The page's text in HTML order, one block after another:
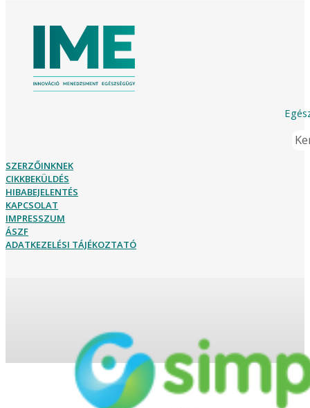
SZERZŐINKNEK
CIKKBEKÜLDÉS
HIBABEJELENTÉS
KAPCSOLAT
IMPRESSZUM
ÁSZF
ADATKEZELÉSI TÁJÉKOZTATÓ